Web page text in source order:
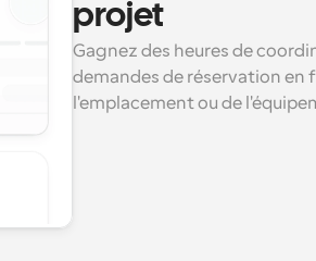
projet
Gagnez des heures de
demandes de réservation
l'emplacement ou de